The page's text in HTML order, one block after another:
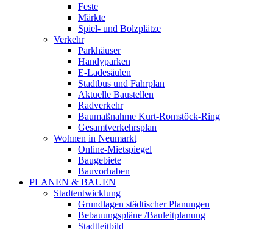
Feste
Märkte
Spiel- und Bolzplätze
Verkehr
Parkhäuser
Handyparken
E-Ladesäulen
Stadtbus und Fahrplan
Aktuelle Baustellen
Radverkehr
Baumaßnahme Kurt-Romstöck-Ring
Gesamtverkehrsplan
Wohnen in Neumarkt
Online-Mietspiegel
Baugebiete
Bauvorhaben
PLANEN & BAUEN
Stadtentwicklung
Grundlagen städtischer Planungen
Bebauungspläne /Bauleitplanung
Stadtleitbild